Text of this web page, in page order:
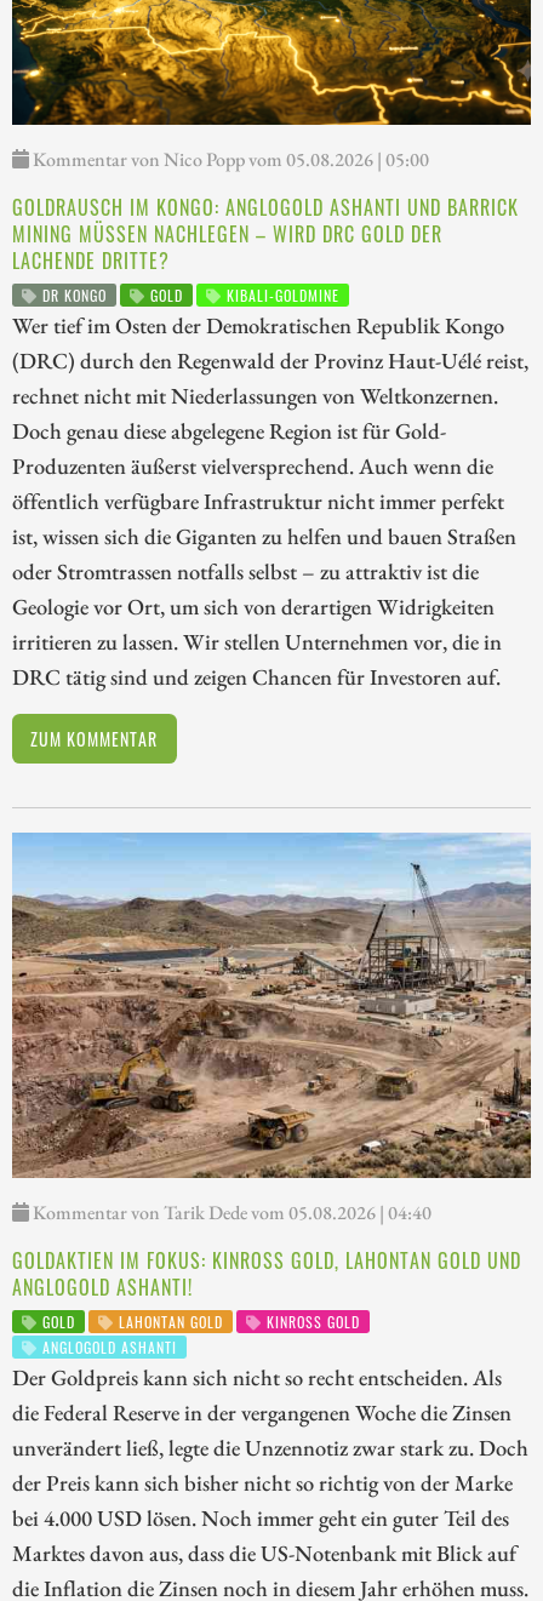
Kommentar von Nico Popp vom 05.08.2026 | 05:00
GOLDRAUSCH IM KONGO: ANGLOGOLD ASHANTI UND BARRICK
MINING MÜSSEN NACHLEGEN – WIRD DRC GOLD DER
LACHENDE DRITTE?
DR KONGO GOLD KIBALI-GOLDMINE
Wer tief im Osten der Demokratischen Republik Kongo
(DRC) durch den Regenwald der Provinz Haut-Uélé reist,
rechnet nicht mit Niederlassungen von Weltkonzernen.
Doch genau diese abgelegene Region ist für Gold-
Produzenten äußerst vielversprechend. Auch wenn die
öffentlich verfügbare Infrastruktur nicht immer perfekt
ist, wissen sich die Giganten zu helfen und bauen Straßen
oder Stromtrassen notfalls selbst – zu attraktiv ist die
Geologie vor Ort, um sich von derartigen Widrigkeiten
irritieren zu lassen. Wir stellen Unternehmen vor, die in
DRC tätig sind und zeigen Chancen für Investoren auf.
ZUM KOMMENTAR
Kommentar von Tarik Dede vom 05.08.2026 | 04:40
GOLDAKTIEN IM FOKUS: KINROSS GOLD, LAHONTAN GOLD UND
ANGLOGOLD ASHANTI!
GOLD LAHONTAN GOLD
KINROSS GOLD
ANGLOGOLD ASHANTI
Der Goldpreis kann sich nicht so recht entscheiden. Als
die Federal Reserve in der vergangenen Woche die Zinsen
unverändert ließ, legte die Unzennotiz zwar stark zu. Doch
der Preis kann sich bisher nicht so richtig von der Marke
bei 4.000 USD lösen. Noch immer geht ein guter Teil des
Marktes davon aus, dass die US-Notenbank mit Blick auf
die Inflation die Zinsen noch in diesem Jahr erhöhen muss.